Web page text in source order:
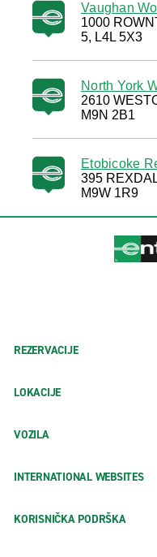
Vaughan
1000
5, L4L 5X3
North York
2610
M9N 2B1
Etobicoke
395
M9W 1R9
REZERVACIJE
LOKACIJE
VOZILA
INTERNATIONAL WEBSITES
KORISNIČKA PODRŠKA